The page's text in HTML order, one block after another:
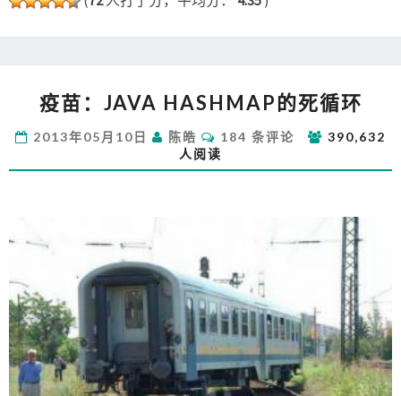
苗：
HASHMAP
的
疫苗：JAVA HASHMAP的死循环
2013年05月10日 陈皓
评
论
184 条评论
390,632
人阅读